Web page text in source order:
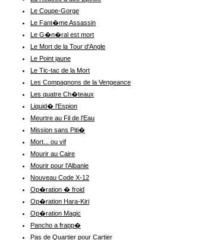
Le Coupe-Gorge
Le Fant�me Assassin
Le G�n�ral est mort
Le Mort de la Tour d'Angle
Le Point jaune
Le Tic-tac de la Mort
Les Compagnons de la Vengeance
Les quatre Ch�teaux
Liquid� l'Espion
Meurtre au Fil de l'Eau
Mission sans Piti�
Mort... ou vif
Mourir au Caire
Mourir pour l'Albanie
Nouveau Code X-12
Op�ration � froid
Op�ration Hara-Kiri
Op�ration Magic
Pancho a frapp�
Pas de Quartier pour Cartier